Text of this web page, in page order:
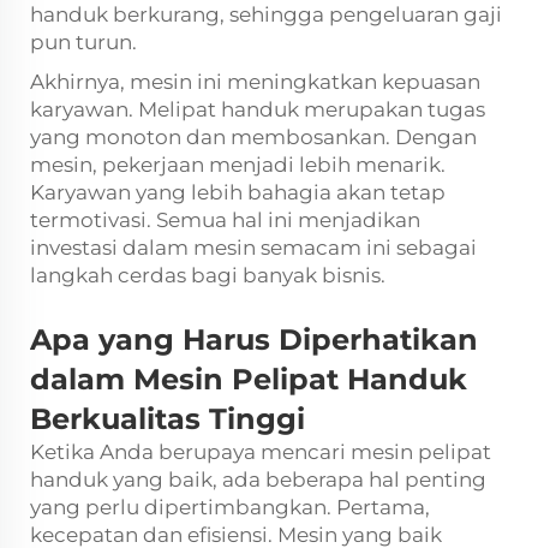
handuk berkurang, sehingga pengeluaran gaji
pun turun.
Akhirnya, mesin ini meningkatkan kepuasan
karyawan. Melipat handuk merupakan tugas
yang monoton dan membosankan. Dengan
mesin, pekerjaan menjadi lebih menarik.
Karyawan yang lebih bahagia akan tetap
termotivasi. Semua hal ini menjadikan
investasi dalam mesin semacam ini sebagai
langkah cerdas bagi banyak bisnis.
Apa yang Harus Diperhatikan
dalam Mesin Pelipat Handuk
Berkualitas Tinggi
Ketika Anda berupaya mencari mesin pelipat
handuk yang baik, ada beberapa hal penting
yang perlu dipertimbangkan. Pertama,
kecepatan dan efisiensi. Mesin yang baik